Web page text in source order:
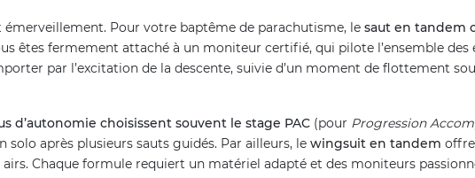
Pour votre baptême de parachutisme, le saut en tandem
êtes fermement attaché à un moniteur certifié, qui pilote l’ensemble des
par l’excitation de la descente, suivie d’un moment de flottement
d’autonomie choisissent souvent le stage PAC (pour Progression
après plusieurs sauts guidés. Par ailleurs, le wingsuit en tandem
Chaque formule requiert un matériel adapté et des moniteurs